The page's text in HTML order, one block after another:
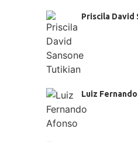
Priscila David
Luiz